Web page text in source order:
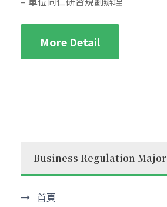
More Detail
Business Regulation Major
首頁